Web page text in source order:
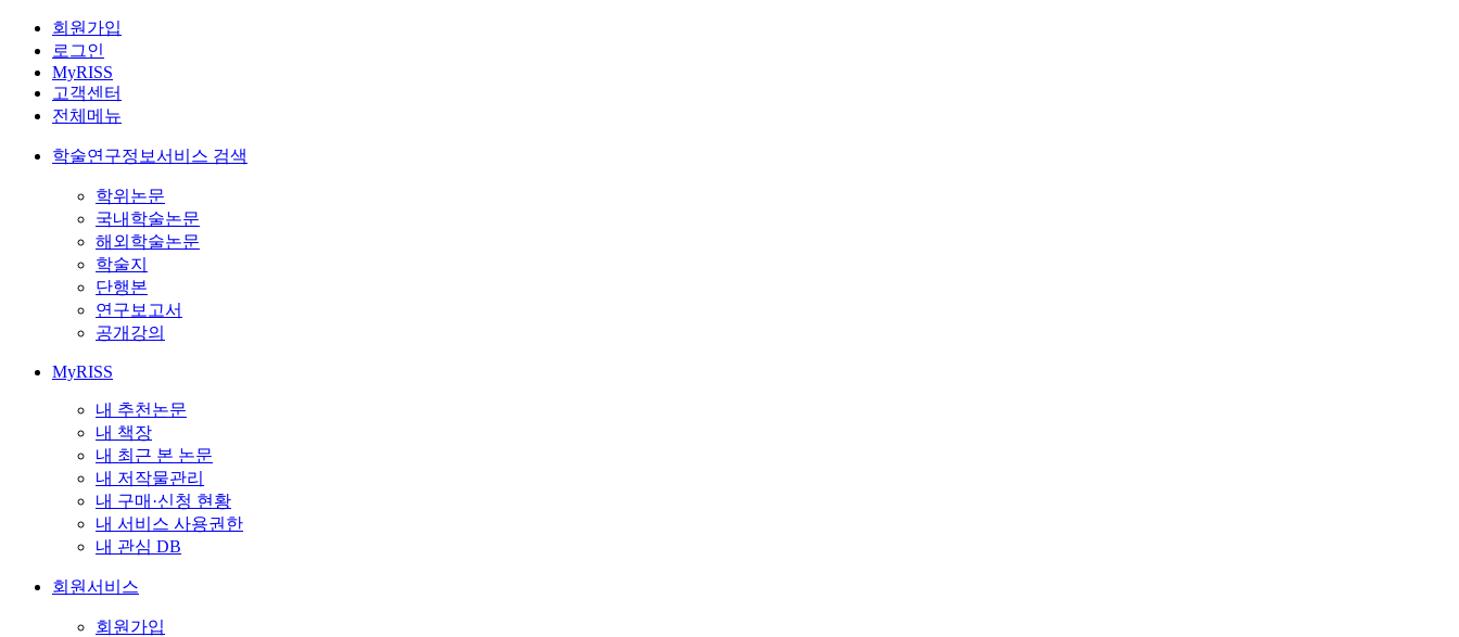
회원가입
로그인
MyRISS
고객센터
전체메뉴
학술연구정보서비스 검색
학위논문
국내학술논문
해외학술논문
학술지
단행본
연구보고서
공개강의
MyRISS
내 추천논문
내 책장
내 최근 본 논문
내 저작물관리
내 구매·신청 현황
내 서비스 사용권한
내 관심 DB
회원서비스
회원가입